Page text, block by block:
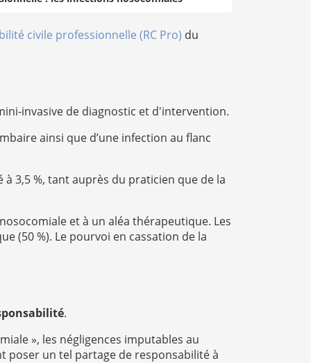
civile professionnelle (RC Pro) du
invasive de diagnostic et d'intervention.
ainsi que d’une infection au flanc
3,5 %, tant auprès du praticien que de la
et à un aléa thérapeutique. Les
(50 %). Le pourvoi en cassation de la
.
», les négligences imputables au
poser un tel partage de responsabilité à